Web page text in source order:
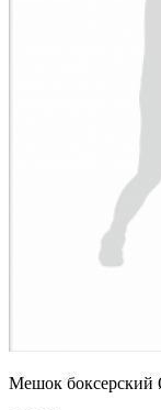
Мешок боксерский